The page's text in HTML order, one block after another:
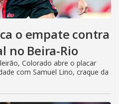
o empate contra
no Beira-Rio
Colorado abre o placar
com Samuel Lino, craque da